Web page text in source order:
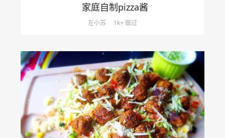
家庭自制pizza酱
左小苏 1k+ 做过